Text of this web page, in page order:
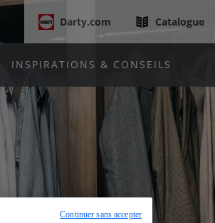
Darty.com Catalogue
INSPIRATIONS & CONSEILS
Continuer sans accepter